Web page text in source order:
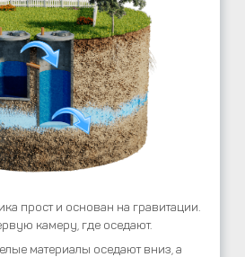
прост и основан на гравитации.
камеру, где оседают.
материалы оседают вниз, а